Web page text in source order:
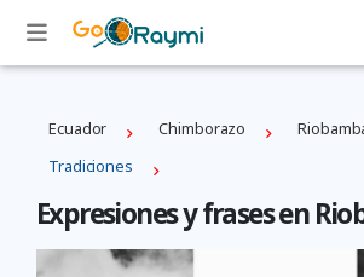
Ecuador Chimborazo
Tradiciones
Expresiones y frases en